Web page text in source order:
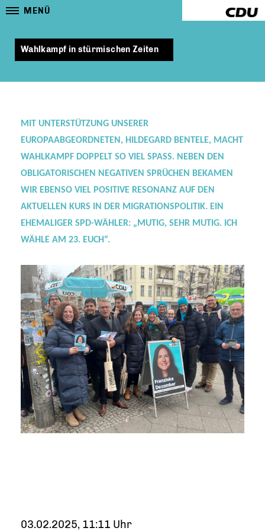
MENÜ
Wahlkampf in stürmischen Zeiten
MIT UNTERSTÜTZUNG UNSERER
EUROPAABGEORDNETEN, HILDEGARD BENTELE, MACHT
WAHLKAMPF DOPPELT SO VIEL SPASS. NEBEN DEN O
BLIGATORISCHEN NEGATIVEN SPRÜCHEN BEKAMEN W
IR EBENSO VIEL POSITIVE RESONANZ AUF DEN A
KTUELLEN KURS IN DER MIGRATIONSPOLITIK. EIN E
HEMALIGER SPD-WÄHLER: „MUTIG, SEHR MUTIG. ICH W
ÄHLE AM 23. EUCH“.
03.02.2025, 11:11 Uhr